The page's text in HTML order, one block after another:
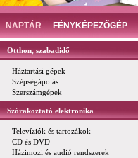
NAPTÁR FÉNYKÉPEZŐGÉP
Otthon, szabadidő
Háztartási gépek
Szépségápolás
Szerszámgépek
Szórakoztató elektronika
Televíziók és tartozákok
CD és DVD
Házimozi és audió rendszerek